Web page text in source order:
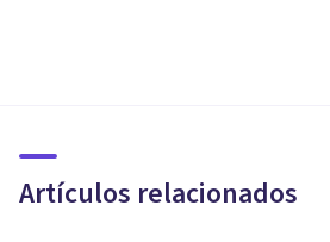
Artículos relacionados
sociología y la